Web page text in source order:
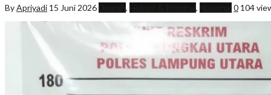
ByApriyadi 15 Juni 2026 , , 0 104